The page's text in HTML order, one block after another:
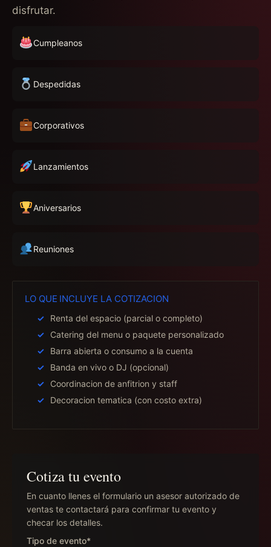
disfrutar.
Cumpleanos
Despedidas
Corporativos
Lanzamientos
Aniversarios
Reuniones
LO QUE INCLUYE LA COTIZACION
Renta del espacio (parcial o completo)
Catering del menu o paquete personalizado
Barra abierta o consumo a la cuenta
Banda en vivo o DJ (opcional)
Coordinacion de anfitrion y staff
Decoracion tematica (con costo extra)
Cotiza tu evento
En cuanto llenes el formulario un asesor autorizado de
ventas te contactará para confirmar tu evento y
checar los detalles.
Tipo de evento*